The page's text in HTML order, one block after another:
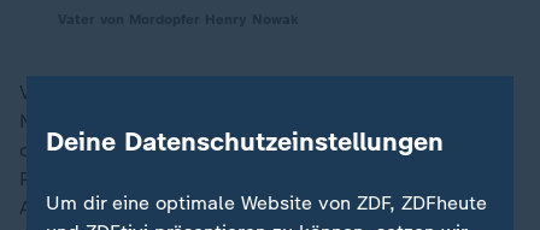
Viele fragen sich nun, wieso die Polizeibeamten Henry
Nowak nicht halfen. Polizei-Experte Danny Shaw sagt
dazu zu ZDFheute: "Meine Antwort darauf ist, dass die
Polizei am Einsatzort offenbar mit bestimmten
Anweisungen der Leitstelle und des Einsatzleiters
Deine Datenschutzeinstellungen
Um dir eine optimale Website von ZDF, ZDFheute